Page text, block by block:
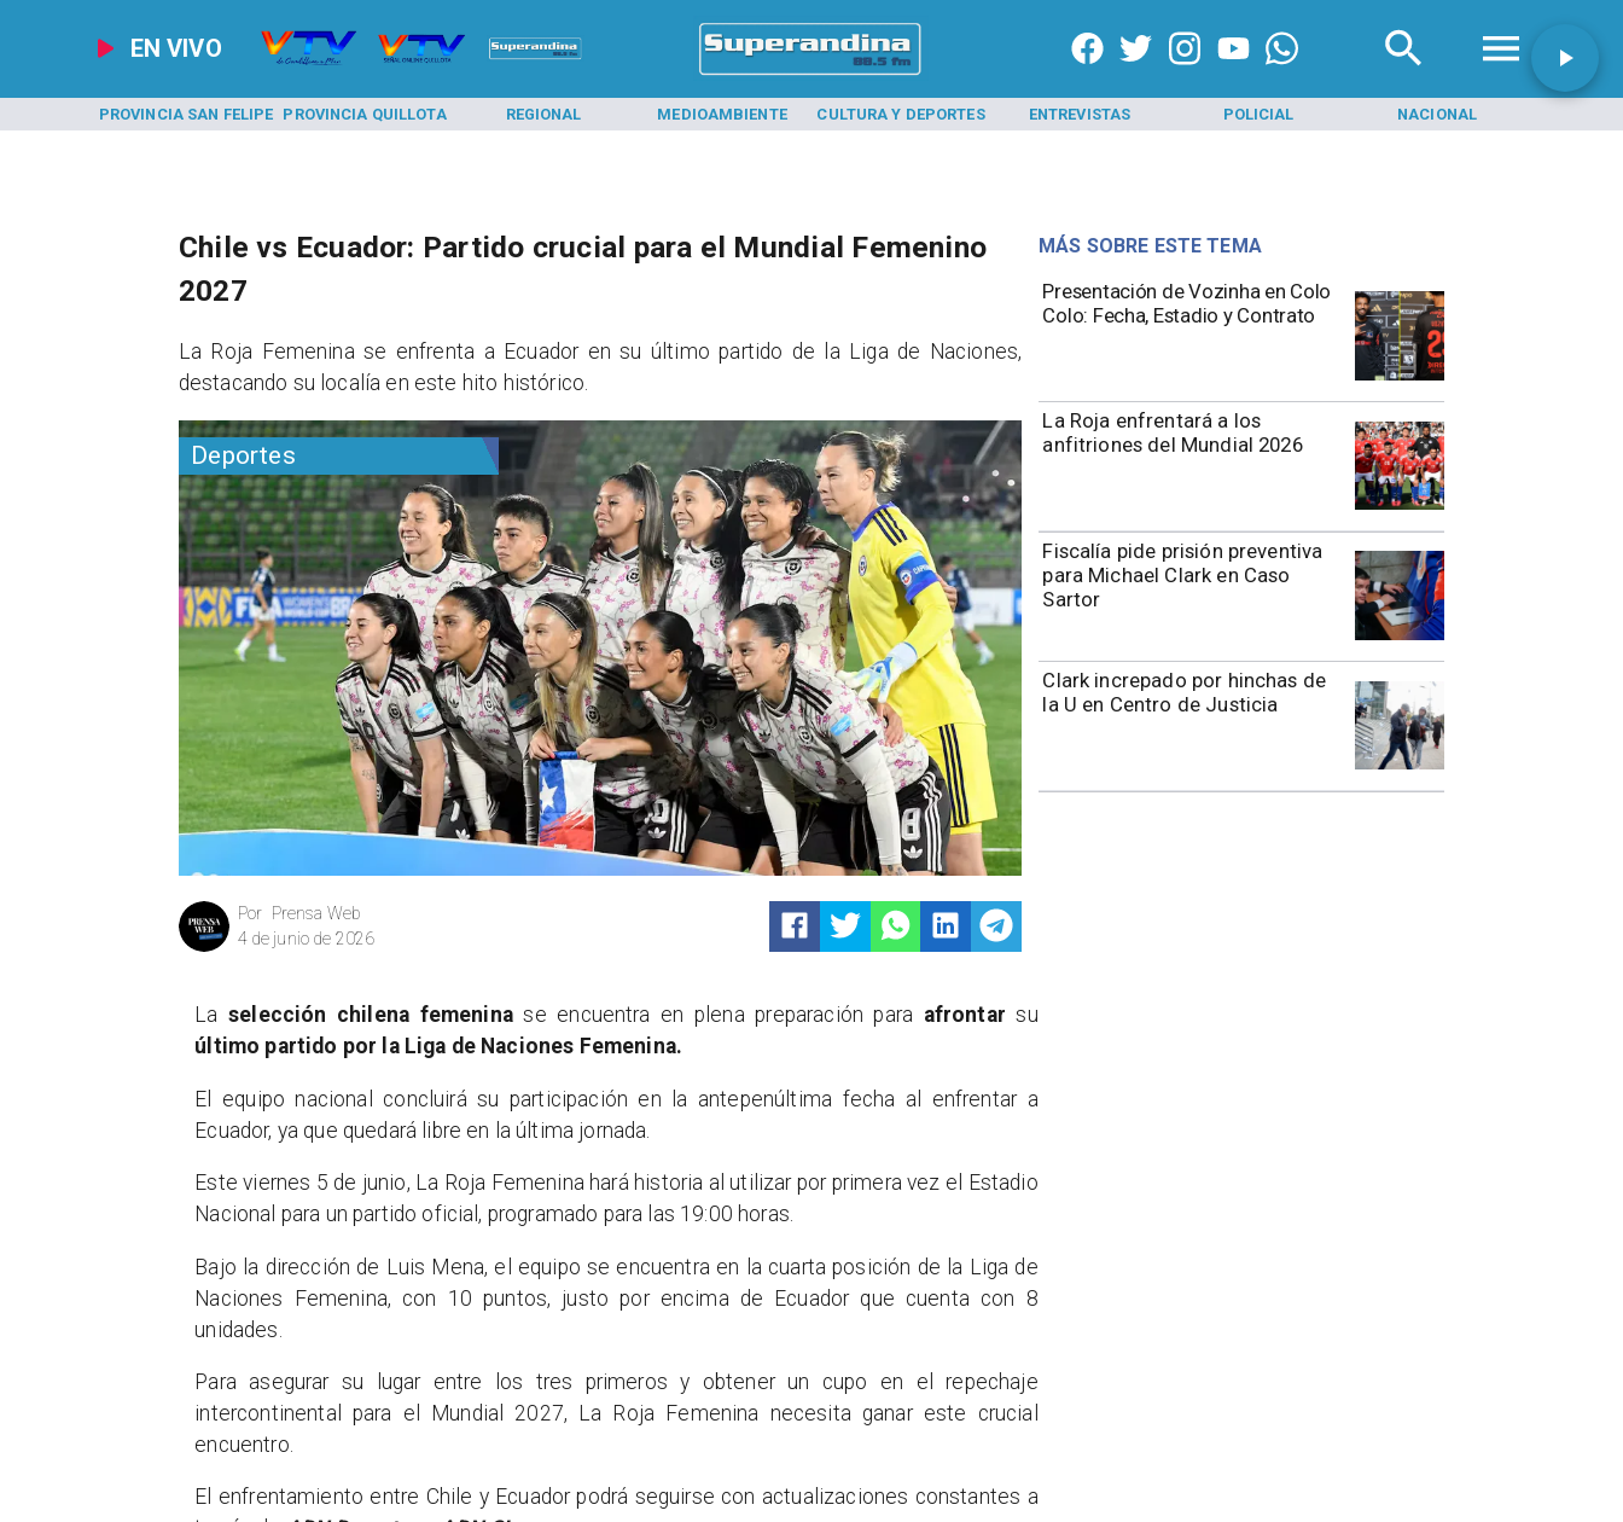
EN VIVO
PROVINCIA SAN FELIPE PROVINCIA QUILLOTA REGIONAL MEDIOAMBIENTE CULTURA Y DEPORTES ENTREVISTAS POLICIAL NACIONAL
Deportes
Prensa Web
Por
4 de junio de 2026
Presentación de Vozinha en Colo
Colo: Fecha, Estadio y Contrato
La Roja enfrentará a los
anfitriones del Mundial 2026
Fiscalía pide prisión preventiva
para Michael Clark en Caso
Sartor
Clark increpado por hinchas de
la U en Centro de Justicia
MÁS SOBRE ESTE TEMA
Chile vs Ecuador: Partido crucial para el Mundial Femenino
2027
La Roja Femenina se enfrenta a Ecuador en su último partido de la Liga de Naciones,
destacando su localía en este hito histórico.
Laselección chilena femeninase encuentra en plena preparación para afrontar su
último partido por la Liga de Naciones Femenina.
El equipo nacional concluirá su participación en la antepenúltima fecha al enfrentar a
Ecuador, ya que quedará libre en la última jornada.
Este viernes 5 de junio, La Roja Femenina hará historia al utilizar por primera vez el Estadio
Nacional para un partido oficial, programado para las 19:00 horas.
Bajo la dirección de Luis Mena, el equipo se encuentra en la cuarta posición de la Liga de
Naciones Femenina, con 10 puntos, justo por encima de Ecuador que cuenta con 8
unidades.
Para asegurar su lugar entre los tres primeros y obtener un cupo en el repechaje
intercontinental para el Mundial 2027, La Roja Femenina necesita ganar este crucial
encuentro.
El enfrentamiento entre Chile y Ecuador podrá seguirse con actualizaciones constantes a